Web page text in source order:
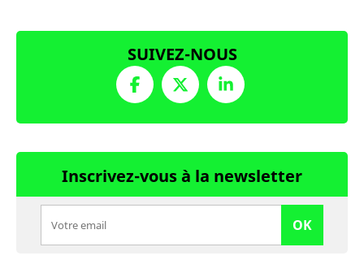
SUIVEZ-NOUS
Inscrivez-vous à la newsletter
OK